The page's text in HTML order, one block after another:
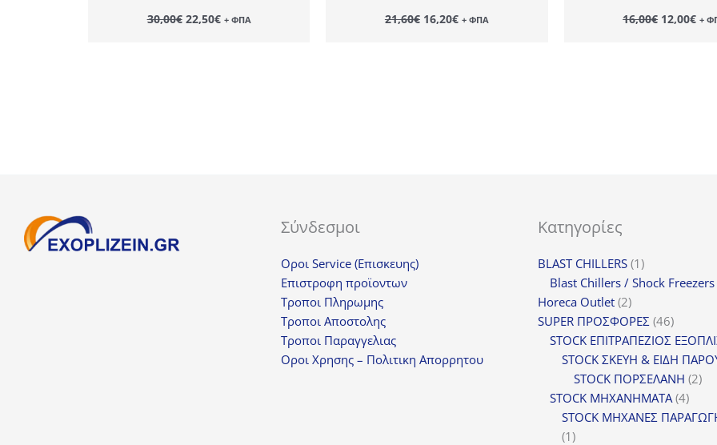
30,00€ Original
price
22,50€Η
τρέχουσα
+ ΦΠΑ 21,60€ Original
price
16,20€Η
τρέχουσα
+ ΦΠΑ 16,00€ Original
price
12,00€Η+
Σύνδεσμοι
Οροι Service (Επισκευης)
Επιστροφη προϊοντων
Τροποι Πληρωμης
Τροποι Αποστολης
Τροποι Παραγγελιας
Οροι Χρησης – Πολιτικη Απορρητου
Κατηγορίες
BLAST CHILLERS 11
προϊόν
Blast Chillers / Shock Freezers
Horeca Outlet 22
προϊόντα
SUPER ΠΡΟΣΦΟΡΕΣ 4646
STOCK ΕΠΙΤΡΑΠΕΖΙΟΣ
STOCK ΣΚΕΥΗ & ΕΙΔΗ
STOCK ΠΟΡΣΕΛΑΝΗ 22
STOCK ΜΗΧΑΝΗΜΑΤΑ 44
STOCK ΜΗΧΑΝΕΣ
11